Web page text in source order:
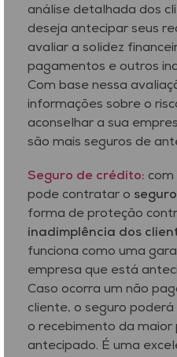
análise detalhada dos
deseja antecipar seus
avaliar a solidez
pagamentos e outros
Com base nessa
informações sobre o
aconselhar a sua
são mais seguros de
Seguro de crédito: com
pode contratar o
forma de proteção
inadimplência dos
funciona como uma
empresa que está
Caso ocorra um não
cliente, o seguro
o recebimento da maior
antecipado. É uma